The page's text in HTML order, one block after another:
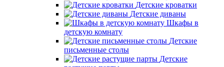
Детские кроватки
Детские диваны
Шкафы в
детскую комнату
Детские
письменные столы
Детские